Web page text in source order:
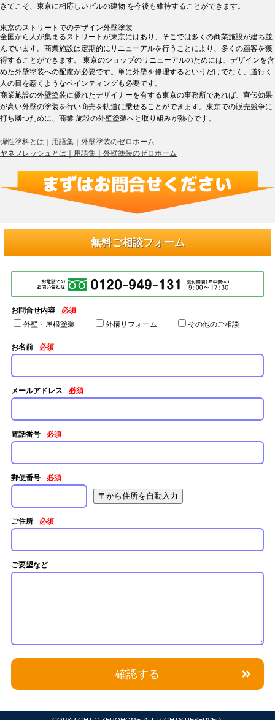
きてこそ、東京に相応しいビルの建物 を今後も維持することができます。
東京のストリートでのデザイン外壁塗装
全国から人が集まるストリートが東京にはあり、そこでは多くの商業施設が建ち並
んでいます。商業施設は定期的にリニューアルを行うことにより、多くの顧客を獲
得することができます。 東京のショップのリニューアルのためには、デザインを含
めた外壁塗装への配慮が必要です。単に外壁を修理するというだけでなく、道行く
人の目を惹くようなペインティングも必要です。
商業施設の外壁塗装に優れたデザイナーを有する東京の事務所であれば、宣伝効果
が高い外壁の塗装を行い商売を軌道に乗せることができます。東京での販売競争に
打ち勝つために、商業 施設の外壁塗装へと取り組みが熱心です。
弾性塗料とは｜用語集｜外壁塗装のゼロホーム
ヤネフレッシュとは｜用語集｜外壁塗装のゼロホーム
無料ご相談フォーム
お問合せ内容
必須
外壁・屋根塗装
外構リフォーム その他のご相談
お名前 必須
メールアドレス 必須
電話番号 必須
郵便番号 必須
ご住所 必須
ご要望など